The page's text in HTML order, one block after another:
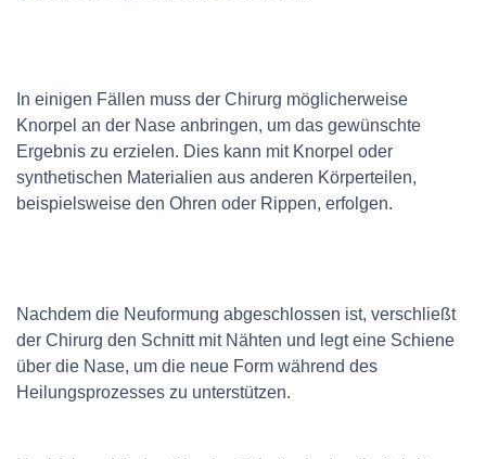
In einigen Fällen muss der Chirurg möglicherweise
Knorpel an der Nase anbringen, um das gewünschte
Ergebnis zu erzielen. Dies kann mit Knorpel oder
synthetischen Materialien aus anderen Körperteilen,
beispielsweise den Ohren oder Rippen, erfolgen.
Nachdem die Neuformung abgeschlossen ist, verschließt
der Chirurg den Schnitt mit Nähten und legt eine Schiene
über die Nase, um die neue Form während des
Heilungsprozesses zu unterstützen.